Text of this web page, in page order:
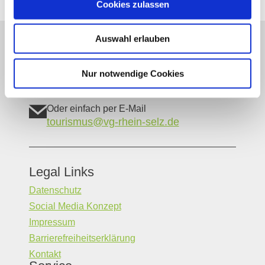
Cookies zulassen
Auswahl erlauben
Nur notwendige Cookies
Unser Servicekontakt:
Sie benötigen weitere Informationen? Wir helfen
Ihnen gerne weiter!
(0049) 6133 4901-333
Oder einfach per E-Mail
tourismus@vg-rhein-selz.de
Legal Links
Datenschutz
Social Media Konzept
Impressum
Barrierefreiheitserklärung
Kontakt